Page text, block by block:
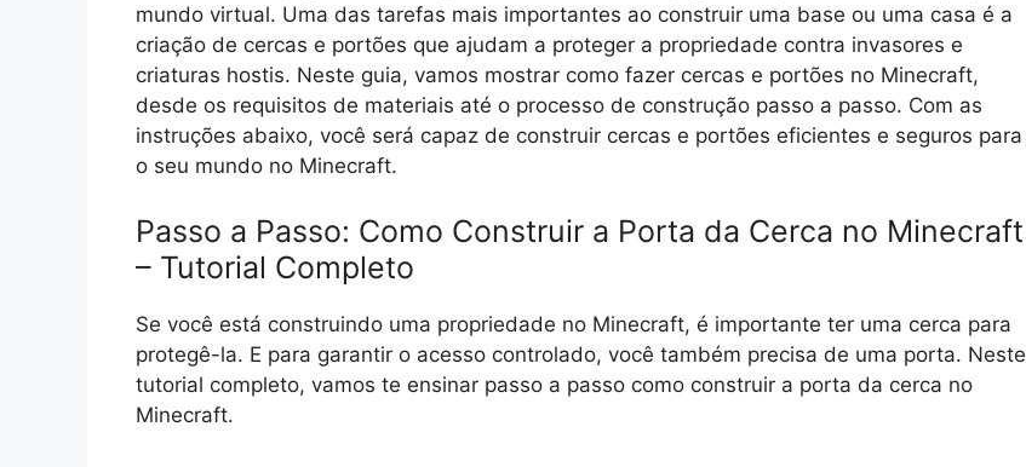
mundo virtual. Uma das tarefas mais importantes ao construir uma base ou uma casa é a
criação de cercas e portões que ajudam a proteger a propriedade contra invasores e
criaturas hostis. Neste guia, vamos mostrar como fazer cercas e portões no Minecraft,
desde os requisitos de materiais até o processo de construção passo a passo. Com as
instruções abaixo, você será capaz de construir cercas e portões eficientes e seguros para
o seu mundo no Minecraft.
Passo a Passo: Como Construir a Porta da Cerca no Minecraft
– Tutorial Completo
Se você está construindo uma propriedade no Minecraft, é importante ter uma cerca para
protegê-la. E para garantir o acesso controlado, você também precisa de uma porta. Neste
tutorial completo, vamos te ensinar passo a passo como construir a porta da cerca no
Minecraft.